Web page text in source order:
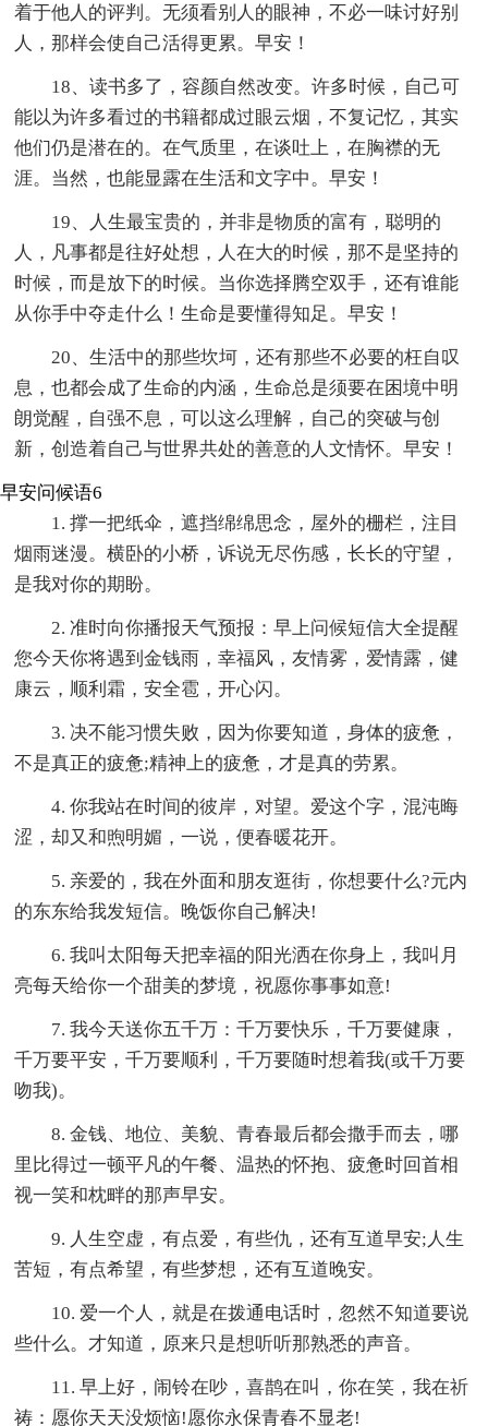
着于他人的评判。无须看别人的眼神，不必一味讨好别
人，那样会使自己活得更累。早安！
18、读书多了，容颜自然改变。许多时候，自己可
能以为许多看过的书籍都成过眼云烟，不复记忆，其实
他们仍是潜在的。在气质里，在谈吐上，在胸襟的无
涯。当然，也能显露在生活和文字中。早安！
19、人生最宝贵的，并非是物质的富有，聪明的
人，凡事都是往好处想，人在大的时候，那不是坚持的
时候，而是放下的时候。当你选择腾空双手，还有谁能
从你手中夺走什么！生命是要懂得知足。早安！
20、生活中的那些坎坷，还有那些不必要的枉自叹
息，也都会成了生命的内涵，生命总是须要在困境中明
朗觉醒，自强不息，可以这么理解，自己的突破与创
新，创造着自己与世界共处的善意的人文情怀。早安！
早安问候语6
1. 撑一把纸伞，遮挡绵绵思念，屋外的栅栏，注目
烟雨迷漫。横卧的小桥，诉说无尽伤感，长长的守望，
是我对你的期盼。
2. 准时向你播报天气预报：早上问候短信大全提醒
您今天你将遇到金钱雨，幸福风，友情雾，爱情露，健
康云，顺利霜，安全雹，开心闪。
3. 决不能习惯失败，因为你要知道，身体的疲惫，
不是真正的疲惫;精神上的疲惫，才是真的劳累。
4. 你我站在时间的彼岸，对望。爱这个字，混沌晦
涩，却又和煦明媚，一说，便春暖花开。
5. 亲爱的，我在外面和朋友逛街，你想要什么?元内
的东东给我发短信。晚饭你自己解决!
6. 我叫太阳每天把幸福的阳光洒在你身上，我叫月
亮每天给你一个甜美的梦境，祝愿你事事如意!
7. 我今天送你五千万：千万要快乐，千万要健康，
千万要平安，千万要顺利，千万要随时想着我(或千万要
吻我)。
8. 金钱、地位、美貌、青春最后都会撒手而去，哪
里比得过一顿平凡的午餐、温热的怀抱、疲惫时回首相
视一笑和枕畔的那声早安。
9. 人生空虚，有点爱，有些仇，还有互道早安;人生
苦短，有点希望，有些梦想，还有互道晚安。
10. 爱一个人，就是在拨通电话时，忽然不知道要说
些什么。才知道，原来只是想听听那熟悉的声音。
11. 早上好，闹铃在吵，喜鹊在叫，你在笑，我在祈
祷：愿你天天没烦恼!愿你永保青春不显老!